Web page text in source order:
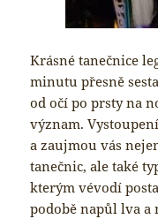
Krásné tanečnice
minutu přesně
od očí po prsty na
význam.
a zaujmou vás
tanečnic, ale také
kterým vévodí
podobě napůl lva a